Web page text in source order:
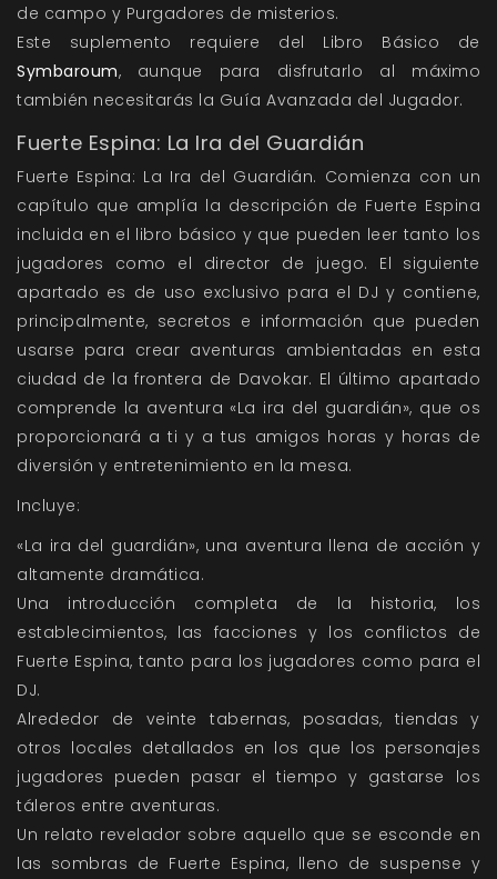
de campo y Purgadores de misterios.
Este suplemento requiere del Libro Básico de
Symbaroum, aunque para disfrutarlo al máximo
también necesitarás la Guía Avanzada del Jugador.
Fuerte Espina: La Ira del Guardián
Fuerte Espina: La Ira del Guardián. Comienza con un
capítulo que amplía la descripción de Fuerte Espina
incluida en el libro básico y que pueden leer tanto los
jugadores como el director de juego. El siguiente
apartado es de uso exclusivo para el DJ y contiene,
principalmente, secretos e información que pueden
usarse para crear aventuras ambientadas en esta
ciudad de la frontera de Davokar. El último apartado
comprende la aventura «La ira del guardián», que os
proporcionará a ti y a tus amigos horas y horas de
diversión y entretenimiento en la mesa.
Incluye:
«La ira del guardián», una aventura llena de acción y
altamente dramática.
Una introducción completa de la historia, los
establecimientos, las facciones y los conflictos de
Fuerte Espina, tanto para los jugadores como para el
DJ.
Alrededor de veinte tabernas, posadas, tiendas y
otros locales detallados en los que los personajes
jugadores pueden pasar el tiempo y gastarse los
táleros entre aventuras.
Un relato revelador sobre aquello que se esconde en
las sombras de Fuerte Espina, lleno de suspense y